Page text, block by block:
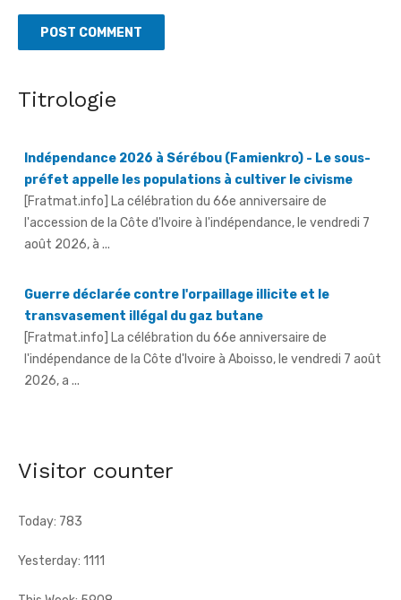
Titrologie
préfet appelle les populations à cultiver le civisme
[Fratmat.info] La célébration du 66e anniversaire de
l'accession de la Côte d'Ivoire à l'indépendance, le vendredi 7
août 2026, à ...
transvasement illégal du gaz butane
[Fratmat.info] La célébration du 66e anniversaire de
l'indépendance de la Côte d'Ivoire à Aboisso, le vendredi 7 août
2026, a ...
[Fratmat.info] La ville de Sandegué, dans la région du
Visitor counter
Today: 783
Yesterday: 1111